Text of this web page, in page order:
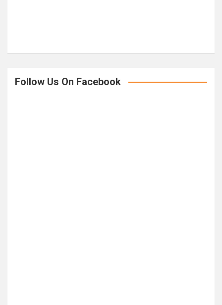
Follow Us On Facebook